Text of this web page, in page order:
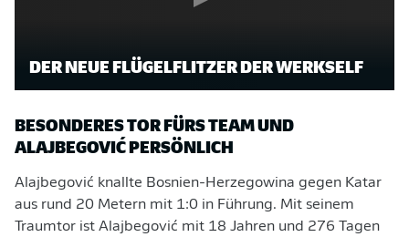
DER NEUE FLÜGELFLITZER DER WERKSELF
BESONDERES TOR FÜRS TEAM UND
ALAJBEGOVIĆ PERSÖNLICH
Alajbegović knallte Bosnien-Herzegowina gegen Katar
aus rund 20 Metern mit 1:0 in Führung. Mit seinem
Traumtor ist Alajbegović mit 18 Jahren und 276 Tagen